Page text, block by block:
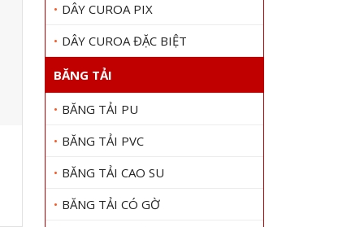
DÂY CUROA PIX
DÂY CUROA ĐẶC BIỆT
BĂNG TẢI
BĂNG TẢI PU
BĂNG TẢI PVC
BĂNG TẢI CAO SU
BĂNG TẢI CÓ GỜ
Dây curoa SAN XING 480PL
Gọi 0909 1000 22
Xem chi tiết